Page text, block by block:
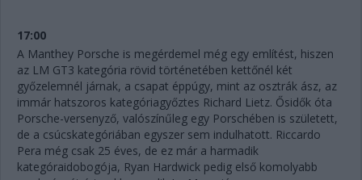
17:00
A Manthey Porsche is megérdemel még egy említést, hiszen
az LM GT3 kategória rövid történetében kettőnél két
győzelemnél járnak, a csapat éppúgy, mint az osztrák ász, az
immár hatszoros kategóriagyőztes Richard Lietz. Ősidők óta
Porsche-versenyző, valószínűleg egy Porschében is született,
de a csúcskategóriában egyszer sem indulhatott. Riccardo
Pera még csak 25 éves, de ez már a harmadik
kategóraidobogója, Ryan Hardwick pedig első komolyabb